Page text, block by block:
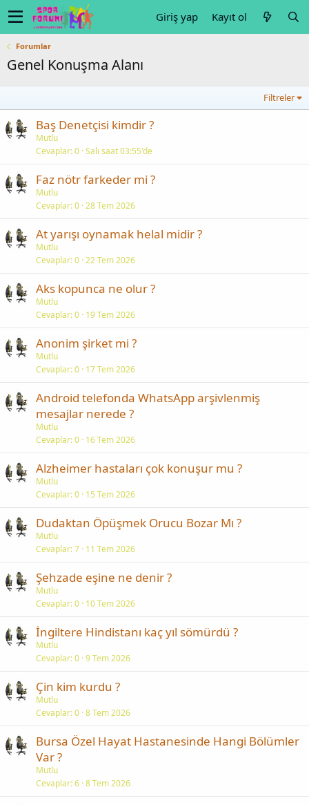
Giriş yap Kayıt ol
Forumlar
Genel Konuşma Alanı
Filtreler
Baş Denetçisi kimdir ?
Mutlu
Cevaplar 0 Salı saat 03:55'de
Faz nötr farkeder mi ?
Mutlu
Cevaplar 0 28 Tem 2026
At yarışı oynamak helal midir ?
Mutlu
Cevaplar 0 22 Tem 2026
Aks kopunca ne olur ?
Mutlu
Cevaplar 0 19 Tem 2026
Anonim şirket mi ?
Mutlu
Cevaplar 0 17 Tem 2026
Android telefonda WhatsApp arşivlenmiş
mesajlar nerede ?
Mutlu
Cevaplar 0 16 Tem 2026
Alzheimer hastaları çok konuşur mu ?
Mutlu
Cevaplar 0 15 Tem 2026
Dudaktan Öpüşmek Orucu Bozar Mı ?
Mutlu
Cevaplar 7 11 Tem 2026
Şehzade eşine ne denir ?
Mutlu
Cevaplar 0 10 Tem 2026
İngiltere Hindistanı kaç yıl sömürdü ?
Mutlu
Cevaplar 0 9 Tem 2026
Çin kim kurdu ?
Mutlu
Cevaplar 0 8 Tem 2026
Bursa Özel Hayat Hastanesinde Hangi Bölümler
Var ?
Mutlu
Cevaplar 6 8 Tem 2026